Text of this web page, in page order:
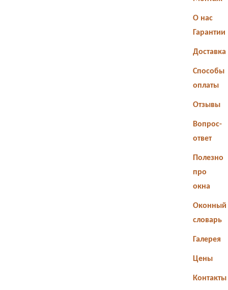
О нас
Гарантии
Доставка
Способы
оплаты
Отзывы
Вопрос-
ответ
Полезно
про
окна
Оконный
словарь
Галерея
Цены
Контакты